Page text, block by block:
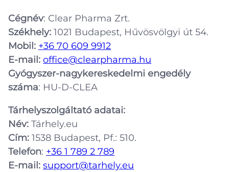
Cégnév: Clear Pharma Zrt.
Székhely: 1021 Budapest, Hűvösvölgyi út 54.
Mobil: +36 70 609 9912
E-mail: office@clearpharma.hu
Gyógyszer-nagykereskedelmi engedély
száma: HU-D-CLEA
Tárhelyszolgáltató adatai:
Név: Tárhely.eu
Cím: 1538 Budapest, Pf.: 510.
Telefon: +36 1 789 2 789
E-mail: support@tarhely.eu